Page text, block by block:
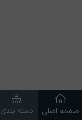
صفحه اصلی دسته بندی